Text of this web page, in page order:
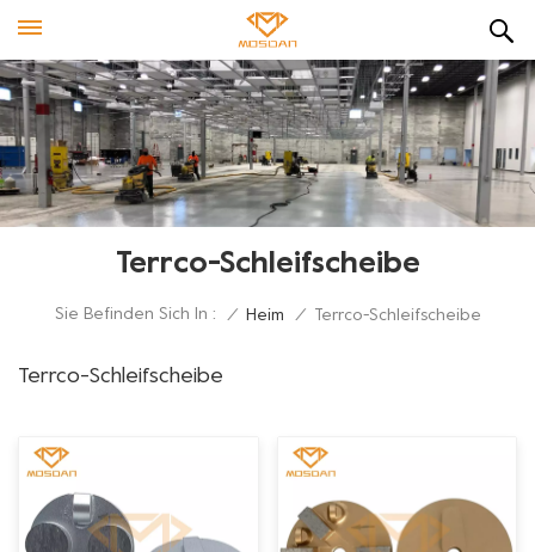
Terrco-Schleifscheibe
Sie Befinden Sich In : / Heim / Terrco-Schleifscheibe
Terrco-Schleifscheibe